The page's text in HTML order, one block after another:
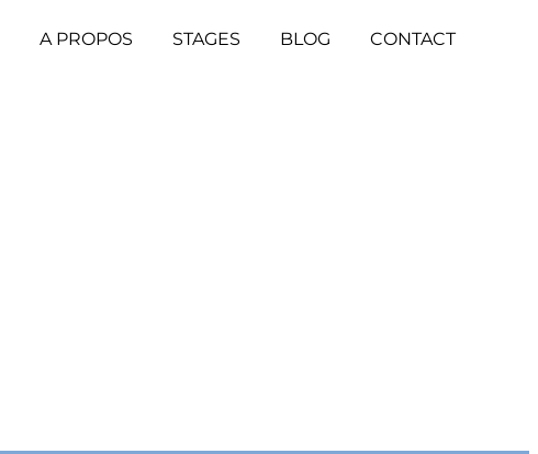
A PROPOS STAGES BLOG CONTACT